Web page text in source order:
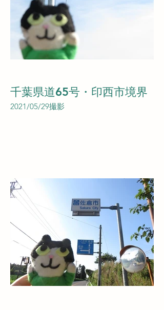
千葉県道65号・印西市境界
2021/05/29撮影